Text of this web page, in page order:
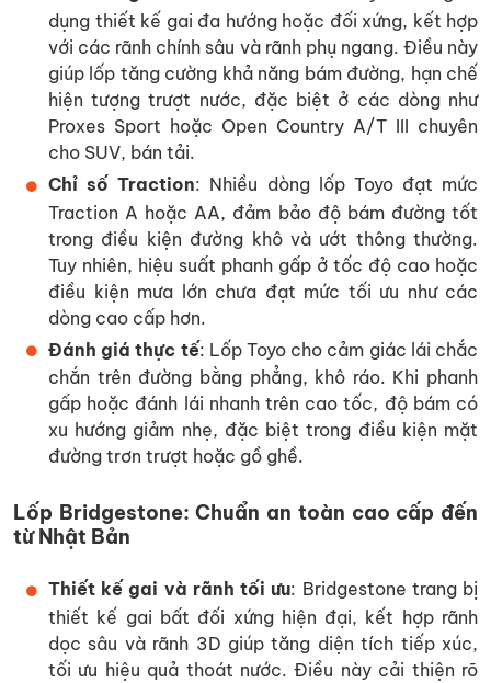
dụng thiết kế gai đa hướng hoặc đối xứng, kết hợp
với các rãnh chính sâu và rãnh phụ ngang. Điều này
giúp lốp tăng cường khả năng bám đường, hạn chế
hiện tượng trượt nước, đặc biệt ở các dòng như
Proxes Sport hoặc Open Country A/T III chuyên
cho SUV, bán tải.
Chỉ số Traction: Nhiều dòng lốp Toyo đạt mức
Traction A hoặc AA, đảm bảo độ bám đường tốt
trong điều kiện đường khô và ướt thông thường.
Tuy nhiên, hiệu suất phanh gấp ở tốc độ cao hoặc
điều kiện mưa lớn chưa đạt mức tối ưu như các
dòng cao cấp hơn.
Đánh giá thực tế: Lốp Toyo cho cảm giác lái chắc
chắn trên đường bằng phẳng, khô ráo. Khi phanh
gấp hoặc đánh lái nhanh trên cao tốc, độ bám có
xu hướng giảm nhẹ, đặc biệt trong điều kiện mặt
đường trơn trượt hoặc gồ ghề.
Lốp Bridgestone: Chuẩn an toàn cao cấp đến
từ Nhật Bản
Thiết kế gai và rãnh tối ưu: Bridgestone trang bị
thiết kế gai bất đối xứng hiện đại, kết hợp rãnh
dọc sâu và rãnh 3D giúp tăng diện tích tiếp xúc,
tối ưu hiệu quả thoát nước. Điều này cải thiện rõ